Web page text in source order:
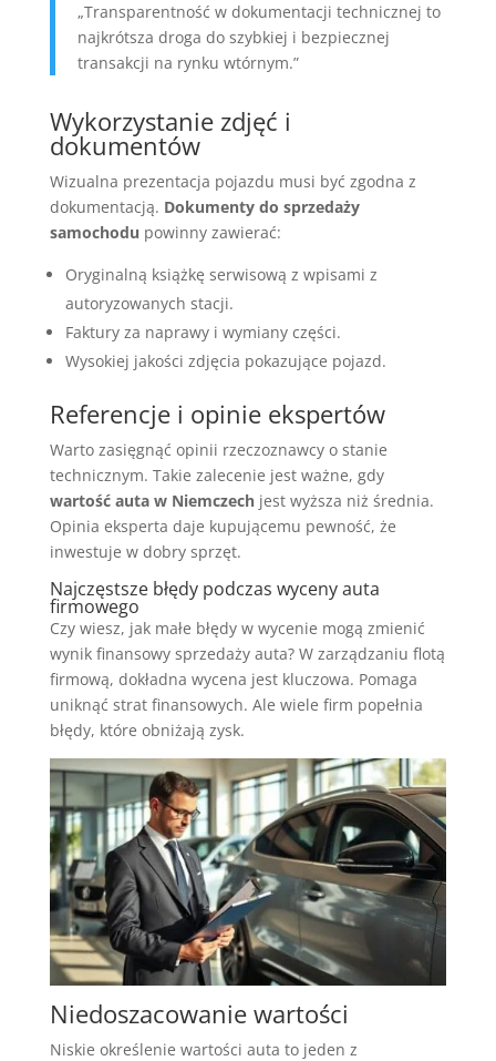
„Transparentność w dokumentacji technicznej to
najkrótsza droga do szybkiej i bezpiecznej
transakcji na rynku wtórnym.”
Wykorzystanie zdjęć i
dokumentów
Wizualna prezentacja pojazdu musi być zgodna z
dokumentacją. Dokumenty do sprzedaży
samochodu powinny zawierać:
Oryginalną książkę serwisową z wpisami z
autoryzowanych stacji.
Faktury za naprawy i wymiany części.
Wysokiej jakości zdjęcia pokazujące pojazd.
Referencje i opinie ekspertów
Warto zasięgnąć opinii rzeczoznawcy o stanie
technicznym. Takie zalecenie jest ważne, gdy
wartość auta w Niemczechjest wyższa niż średnia.
Opinia eksperta daje kupującemu pewność, że
inwestuje w dobry sprzęt.
Najczęstsze błędy podczas wyceny auta
firmowego
Czy wiesz, jak małe błędy w wycenie mogą zmienić
wynik finansowy sprzedaży auta? W zarządzaniu flotą
firmową, dokładna wycena jest kluczowa. Pomaga
uniknąć strat finansowych. Ale wiele firm popełnia
błędy, które obniżają zysk.
Niedoszacowanie wartości
Niskie określenie wartości auta to jeden z